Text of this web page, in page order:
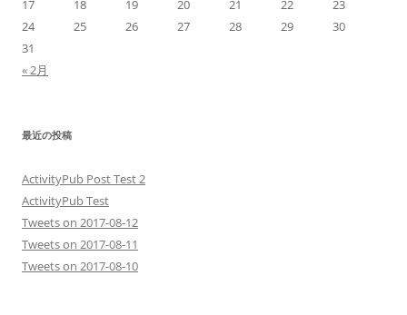
17
18 19 20 21 22
23
24
25 26 27 28 29
30
31
« 2月
最近の投稿
ActivityPub Post Test 2
ActivityPub Test
Tweets on 2017-08-12
Tweets on 2017-08-11
Tweets on 2017-08-10